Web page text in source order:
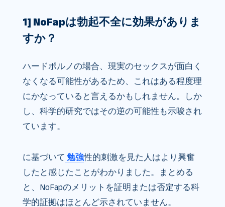
1] NoFapは勃起不全に効果がありま
すか？
ハードポルノの場合、現実のセックスが面白く
なくなる可能性があるため、これはある程度理
にかなっていると言えるかもしれません。しか
し、科学的研究ではその逆の可能性も示唆され
ています。
に基づいて 勉強性的刺激を見た人はより興奮
したと感じたことがわかりました。まとめる
と、NoFapのメリットを証明または否定する科
学的証拠はほとんど示されていません。